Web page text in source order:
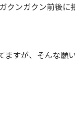
ンガクン前後に
すが、そんな願